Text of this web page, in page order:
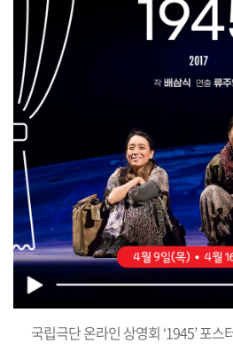
국립극단 온라인 상영회 ‘1945’ 포